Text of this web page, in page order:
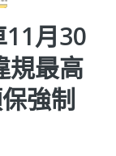
11月30
規最高
強制